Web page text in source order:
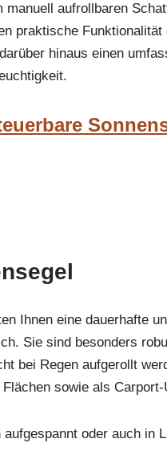
manuell aufrollbaren
praktische
hinaus einen
Ihnen eine dauerhafte
Sie sind besonders
bei Regen aufgerollt
sowie als Carport-
oder auch in